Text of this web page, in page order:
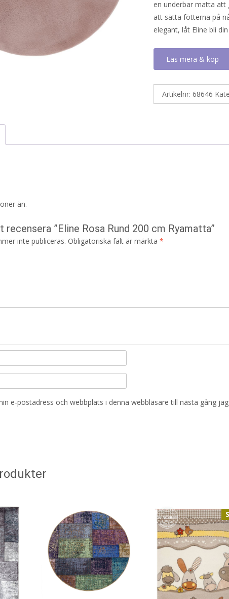
en underbar matta att
att sätta fötterna på
elegant, låt Eline bli
Läs mera & köp
Artikelnr:68646
än.
”Eline Rosa Rund 200 cm Ryamatta”
inte publiceras. Obligatoriska fält är märkta *
e-postadress och webbplats i denna webbläsare till nästa gång